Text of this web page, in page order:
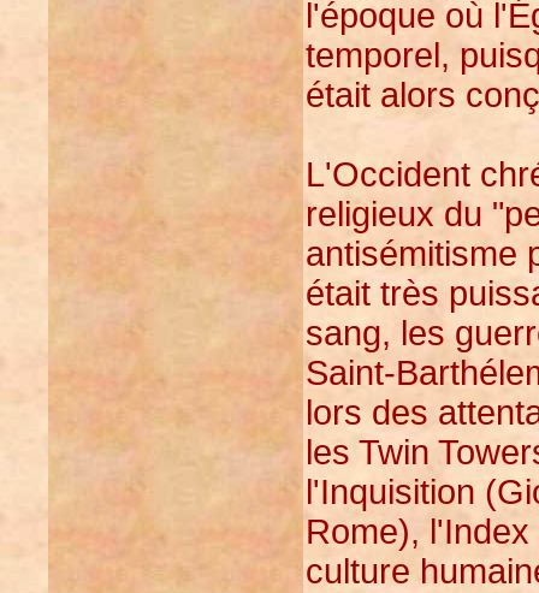
l'époque où
temporel,
était alors
L'Occident
religieux du
antisémitisme
était très
sang, les
Saint-
lors des
les Twin
l'Inquisition
Rome),
culture